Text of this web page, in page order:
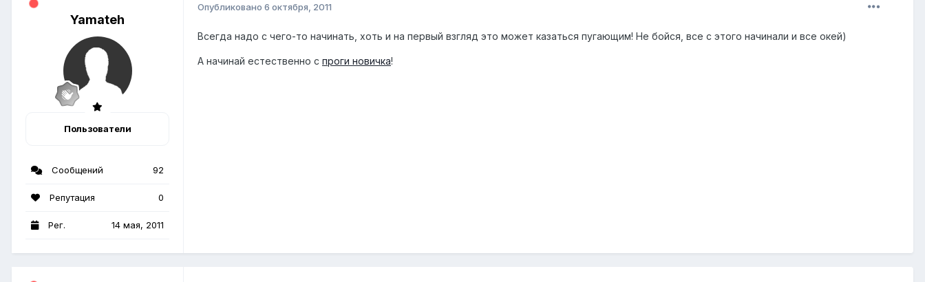
Yamateh
Пользователи
Сообщений 92
Репутация 0
Рег. 14 мая, 2011
Опубликовано 6 октября, 2011
Всегда надо с чего-то начинать, хоть и на первый взгляд это может казаться пугающим! Не бойся, все с этого начинали и все окей)
А начинай естественно с проги новичка!